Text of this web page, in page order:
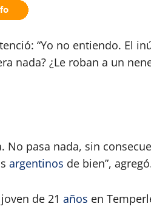
“Yo no entiendo. El
nada? ¿Le roban a un
No pasa nada, sin
argentinos de bien”,
de 21 años en